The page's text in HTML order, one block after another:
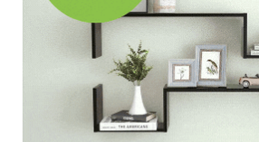
sofabord
sofaborde endebord
sideborde
OFTE KØBT SAMMEN MED